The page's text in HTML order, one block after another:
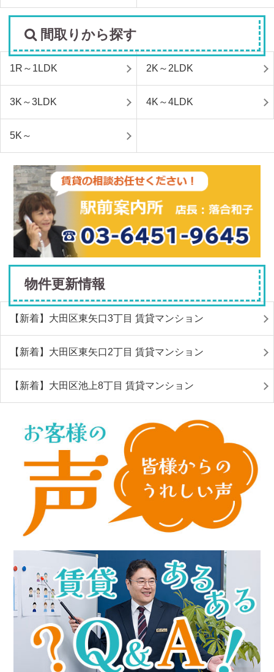
間取りから探す
1R～1LDK 2K～2LDK
3K～3LDK 4K～4LDK
5K～
物件更新情報
【新着】大田区東矢口3丁目 賃貸マンション
【新着】大田区東矢口2丁目 賃貸マンション
【新着】大田区池上8丁目 賃貸マンション